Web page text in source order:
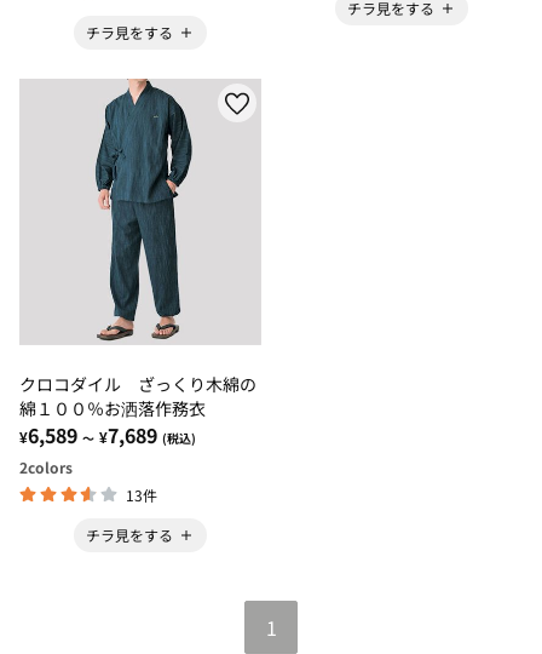
チラ見をする
チラ見をする
クロコダイル ざっくり木綿の
綿１００％お洒落作務衣
¥6,589 ～ ¥7,689 (税込)
2colors
13件
チラ見をする
1